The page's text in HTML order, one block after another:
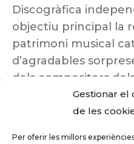
Gestionar el
de les
Per oferir les millors
Discogràfica
objectiu principal la
patrimoni musical
d’agradables
dels compositors dels
insuficientment